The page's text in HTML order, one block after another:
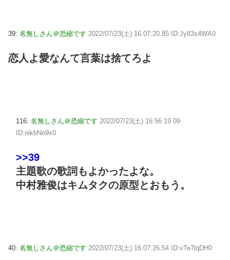
39: 名無しさん＠恐縮です 2022/07/23(土) 16:07:20.85 ID:Jy83s4WA0
恋人よ愛なんて言葉は捨てろよ
116: 名無しさん＠恐縮です 2022/07/23(土) 16:56:19.09
ID:nikbNo9x0
>>39
主題歌の歌詞もよかったよな。
中村雅俊はキムタクの原型とおもう。
40: 名無しさん＠恐縮です 2022/07/23(土) 16:07:26.54 ID:vTe7lqDH0